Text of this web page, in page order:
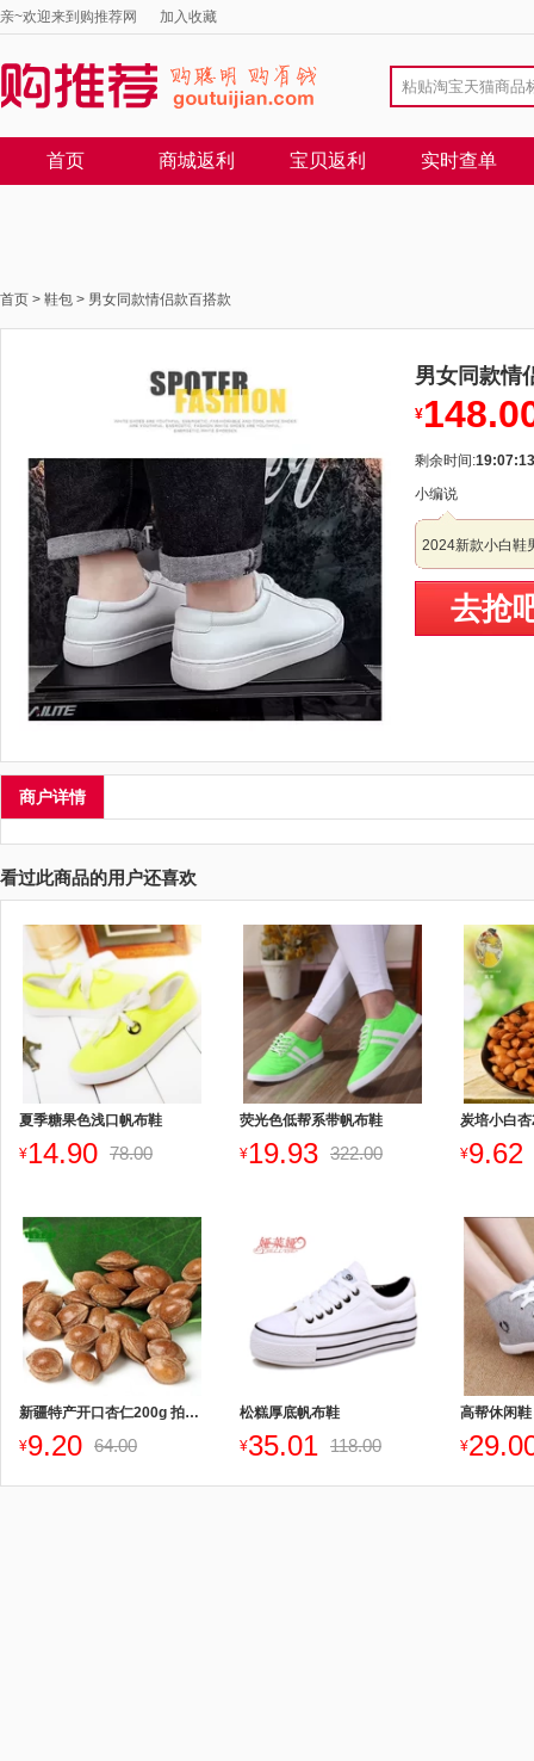
亲~欢迎来到购推荐网 加入收藏
首页 商城返利 宝贝返利 实时查单
首页 > 鞋包 > 男女同款情侣款百搭款
男女同款情
¥
剩余时间:19:07:13
小编说
2024新款小白鞋
去抢
商户详情
看过此商品的用户还喜欢
夏季糖果色浅口帆布鞋
¥14.90 78.00
荧光色低帮系带帆布鞋
¥19.93 322.00
炭培小白
¥9.62
新疆特产开口杏仁200g 拍下减价
¥9.20 64.00
松糕厚底帆布鞋
¥35.01 118.00
高帮休闲
¥